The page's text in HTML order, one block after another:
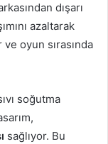
dışarı
azaltarak
ve oyun sırasında
soğutma
sağlıyor. Bu